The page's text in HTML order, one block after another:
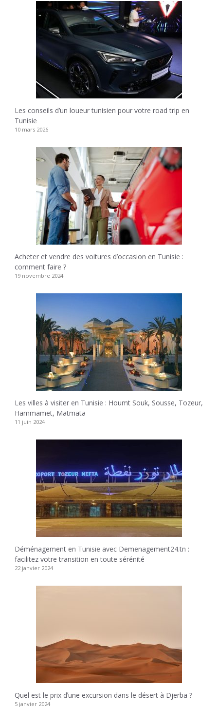
Les conseils d’un loueur tunisien pour votre road trip en
Tunisie
10 mars 2026
Acheter et vendre des voitures d’occasion en Tunisie :
comment faire ?
19 novembre 2024
Les villes à visiter en Tunisie : Houmt Souk, Sousse, Tozeur,
Hammamet, Matmata
11 juin 2024
Déménagement en Tunisie avec Demenagement24.tn :
facilitez votre transition en toute sérénité
22 janvier 2024
Quel est le prix dʼune excursion dans le désert à Djerba ?
5 janvier 2024